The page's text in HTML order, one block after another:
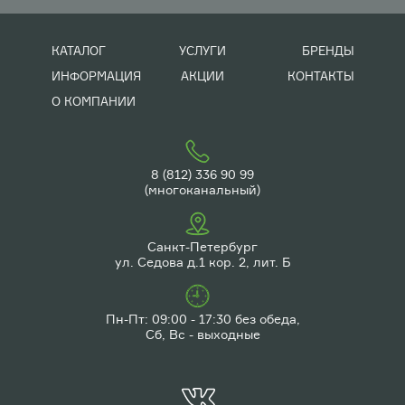
КАТАЛОГ УСЛУГИ
БРЕНДЫ
ИНФОРМАЦИЯ
АКЦИИ
КОНТАКТЫ
О КОМПАНИИ
8 (812) 336 90 99
(многоканальный)
Санкт-Петербург
ул. Седова д.1 кор. 2, лит. Б
Пн-Пт: 09:00 - 17:30 без обеда,
Сб, Вс - выходные